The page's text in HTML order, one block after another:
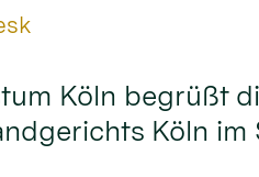
Köln begrüßt
Köln